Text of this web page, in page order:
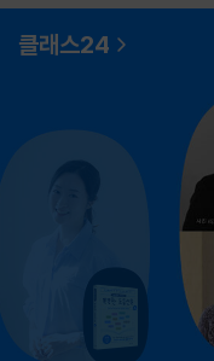
클래스24